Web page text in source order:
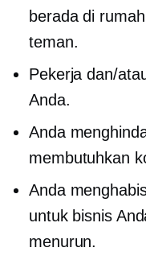
berada di
teman.
Pekerja dan/
Anda.
Anda
membutuhkan
Anda
untuk bisnis
menurun.